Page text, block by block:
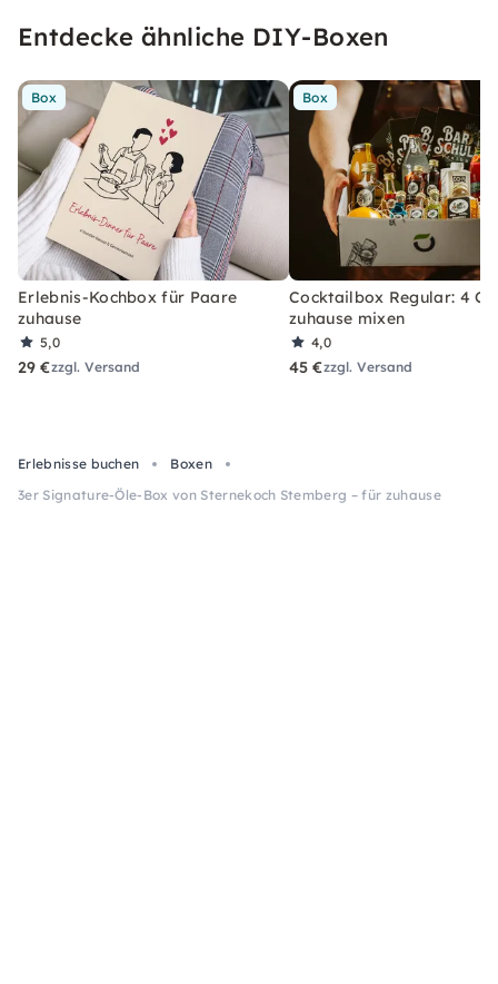
Entdecke ähnliche DIY-Boxen
Box
Erlebnis-Kochbox für Paare
zuhause
5,0
29 €zzgl. Versand
Box
Cocktailbox Regular: 4
zuhause mixen
4,0
45 €zzgl. Versand
Erlebnisse buchen
Boxen
3er Signature-Öle-Box von Sternekoch Stemberg – für zuhause